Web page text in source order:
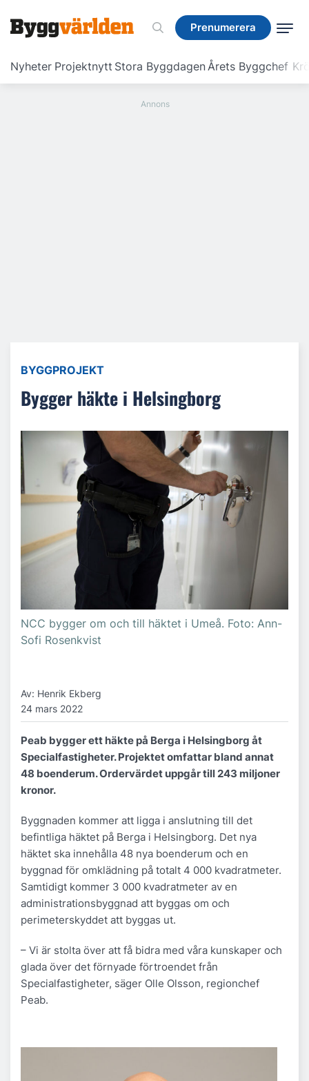
Prenumerera
Nyheter Projektnytt Stora ByggdagenÅrets Byggchef
Prenumerera
BYGGPROJEKT
Bygger häkte i Helsingborg
NCC bygger om och till häktet i Umeå. Foto: Ann-
Sofi Rosenkvist
Av: Henrik Ekberg
24 mars 2022
Peab bygger ett häkte på Berga i Helsingborg åt
Specialfastigheter. Projektet omfattar bland annat
48 boenderum. Ordervärdet uppgår till 243 miljoner
kronor.
Byggnaden kommer att ligga i anslutning till det
befintliga häktet på Berga i Helsingborg. Det nya
häktet ska innehålla 48 nya boenderum och en
byggnad för omklädning på totalt 4 000 kvadratmeter.
Samtidigt kommer 3 000 kvadratmeter av en
administrationsbyggnad att byggas om och
perimeterskyddet att byggas ut.
– Vi är stolta över att få bidra med våra kunskaper och
glada över det förnyade förtroendet från
Specialfastigheter, säger Olle Olsson, regionchef
Peab.